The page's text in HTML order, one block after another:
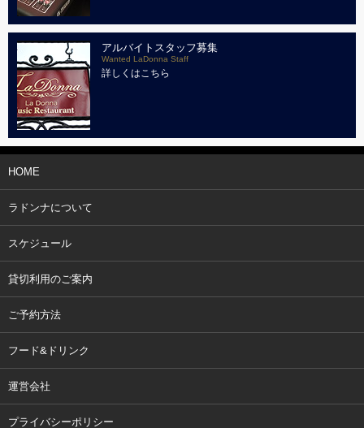
アルバイトスタッフ募集
Wanted LaDonna Staff
詳しくはこちら
HOME
ラドンナについて
スケジュール
貸切利用のご案内
ご予約方法
フード&ドリンク
運営会社
プライバシーポリシー